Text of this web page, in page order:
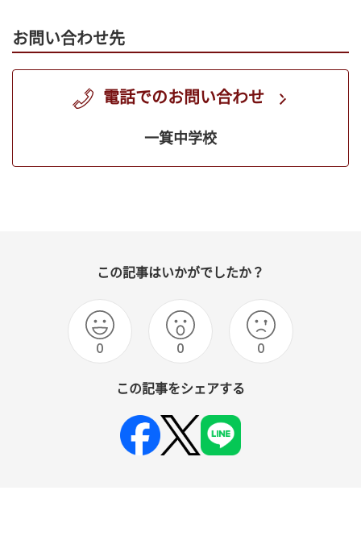
お問い合わせ先
電話でのお問い合わせ
一箕中学校
この記事はいかがでしたか？
0 0 0
この記事をシェアする